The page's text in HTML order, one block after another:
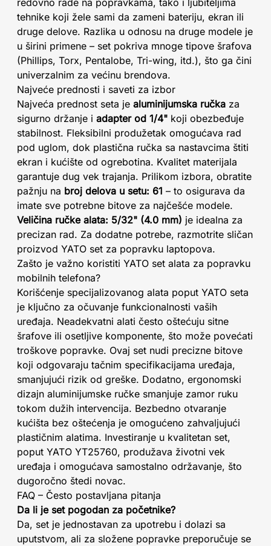
redovno rade na popravkama, tako i ljubiteljima
tehnike koji žele sami da zameni bateriju, ekran ili
druge delove. Razlika u odnosu na druge modele je
u širini primene – set pokriva mnoge tipove šrafova
(Phillips, Torx, Pentalobe, Tri-wing, itd.), što ga čini
univerzalnim za većinu brendova.
Najveće prednosti i saveti za izbor
Najveća prednost seta je aluminijumska ručka za
sigurno držanje i adapter od 1/4" koji obezbeđuje
stabilnost. Fleksibilni produžetak omogućava rad
pod uglom, dok plastična ručka sa nastavcima štiti
ekran i kućište od ogrebotina. Kvalitet materijala
garantuje dug vek trajanja. Prilikom izbora, obratite
pažnju na broj delova u setu: 61 – to osigurava da
imate sve potrebne bitove za najčešće modele.
Veličina ručke alata: 5/32" (4.0 mm) je idealna za
precizan rad. Za dodatne potrebe, razmotrite sličan
proizvod YATO set za popravku laptopova.
Zašto je važno koristiti YATO set alata za popravku
mobilnih telefona?
Korišćenje specijalizovanog alata poput YATO seta
je ključno za očuvanje funkcionalnosti vaših
uređaja. Neadekvatni alati često oštećuju sitne
šrafove ili osetljive komponente, što može povećati
troškove popravke. Ovaj set nudi precizne bitove
koji odgovaraju tačnim specifikacijama uređaja,
smanjujući rizik od greške. Dodatno, ergonomski
dizajn aluminijumske ručke smanjuje zamor ruku
tokom dužih intervencija. Bezbedno otvaranje
kućišta bez oštećenja je omogućeno zahvaljujući
plastičnim alatima. Investiranje u kvalitetan set,
poput YATO YT25760, produžava životni vek
uređaja i omogućava samostalno održavanje, što
dugoročno štedi novac.
FAQ – Često postavljana pitanja
Da li je set pogodan za početnike?
Da, set je jednostavan za upotrebu i dolazi sa
uputstvom, ali za složene popravke preporučuje se